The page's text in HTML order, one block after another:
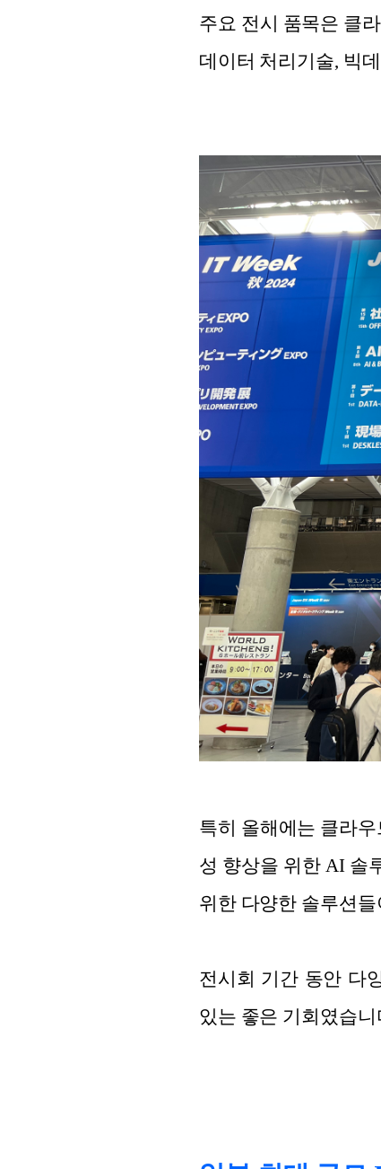
주요 전시 품목은 클
데이터 처리기술, 빅
특히 올해에는 클라
성 향상을 위한 AI 솔
위한 다양한 솔루션
전시회 기간 동안 다
있는 좋은 기회였습니